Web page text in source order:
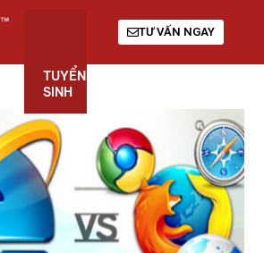
TUYỂN
SINH
TƯ VẤN NGAY